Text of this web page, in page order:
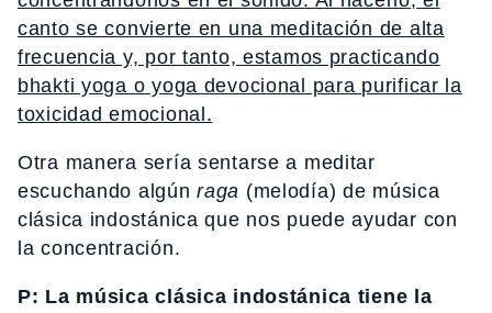
canto se convierte en una meditación de alta
frecuencia y, por tanto, estamos practicando
bhakti yoga o yoga devocional para purificar la
toxicidad emocional.
Otra manera sería sentarse a meditar
escuchando algúnraga (melodía) de música
clásica indostánica que nos puede ayudar con
la concentración.
P: La música clásica indostánica tiene la